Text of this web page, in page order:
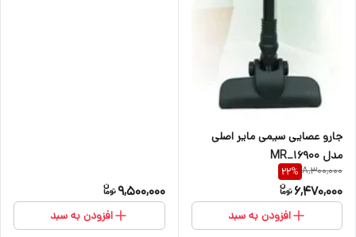
جارو عصایی سیمی مایر اصلی
مدل MR_16900
8,300,000
22%
6,470,000
افزودن به سبد
9,500,000
افزودن به سبد